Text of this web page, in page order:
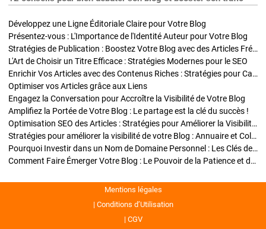
Développez une Ligne Éditoriale Claire pour Votre Blog
Présentez-vous : L'Importance de l'Identité Auteur pour Votre Blog
Stratégies de Publication : Boostez Votre Blog avec des Articles Fréquents et Exclusifs
L'Art de Choisir un Titre Efficace : Stratégies Modernes pour le SEO
Enrichir Vos Articles avec des Contenus Riches : Stratégies pour Captiver et Optimiser
Optimiser vos Articles grâce aux Liens
Engagez la Conversation pour Accroître la Visibilité de Votre Blog
Amplifiez la Portée de Votre Blog : Le partage est la clé du succès !
Optimisation SEO des Articles : Stratégies pour Améliorer la Visibilité de Votre Blog
Stratégies pour améliorer la visibilité de votre Blog : Annuaire et Collaborations
Pourquoi Investir dans un Nom de Domaine Personnel : Les Clés de la Réussite de Votre Blog
Comment Faire Émerger Votre Blog : Le Pouvoir de la Patience et de la Persévérance
Mentions légales
Conditions d’Utilisation
CGV